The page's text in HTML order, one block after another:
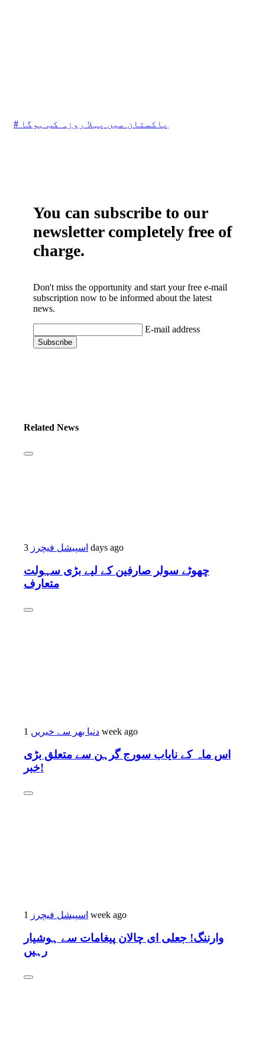
# پاکستان میں پہلا روزہ کب ہوگا
You can subscribe to our
newsletter completely free of
charge.
Don't miss the opportunity and start your free e-mail
subscription now to be informed about the latest
news.
E-mail address
Related News
اسپیشل فیچرز 3 days ago
چھوٹے سولر صارفین کے لیے بڑی سہولت
متعارف
دنیا بھر سے خبریں 1 week ago
اس ماہ کے نایاب سورج گرہن سے متعلق بڑی
خبر!
اسپیشل فیچرز 1 week ago
وارننگ! جعلی ای چالان پیغامات سے ہوشیار
رہیں